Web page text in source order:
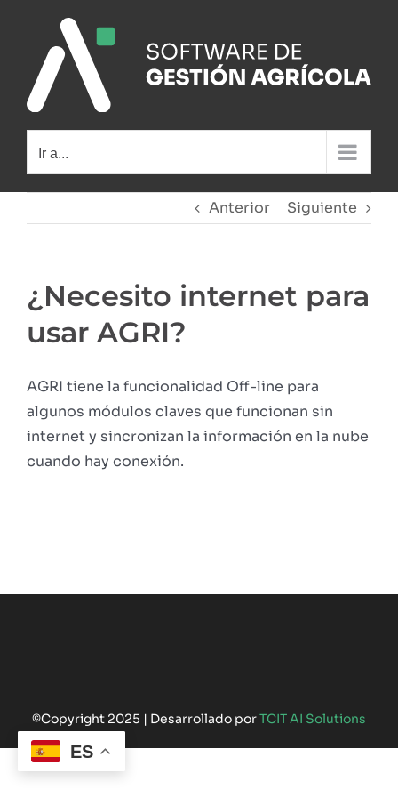
contenido
Ir a...
Anterior Siguiente
¿Necesito internet para
usar AGRI?
AGRI tiene la funcionalidad Off-line para
algunos módulos claves que funcionan sin
internet y sincronizan la información en la nube
cuando hay conexión.
©Copyright 2025 | Desarrollado porTCIT AI Solutions
ES